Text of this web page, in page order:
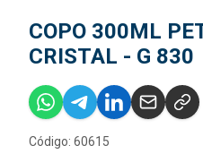
COPO 300ML
CRISTAL - G 830
Código: 60615